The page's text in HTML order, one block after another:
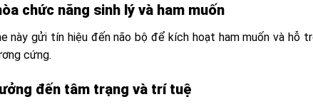
chức năng sinh lý và ham muốn
này gửi tín hiệu đến não bộ để kích hoạt ham muốn và hỗ
cứng.
đến tâm trạng và trí tuệ